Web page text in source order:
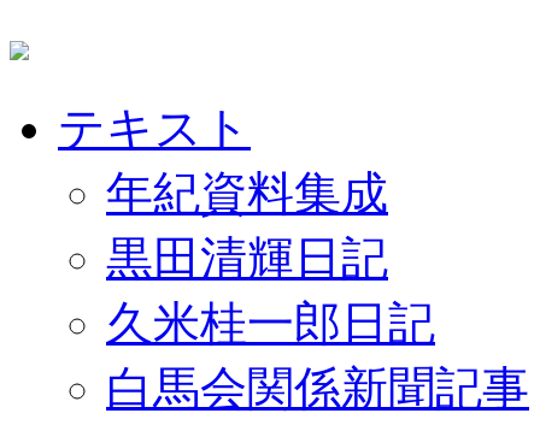
テキスト
年紀資料集成
黒田清輝日記
久米桂一郎日記
白馬会関係新聞記事